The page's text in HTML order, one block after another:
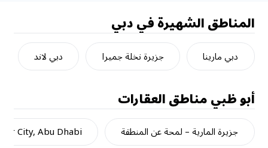
المناطق الشهيرة في دبي
دبي مارينا جزيرة نخلة جميرا دبي لاند
أبو ظبيمناطق العقارات
جزيرة المارية – لمحة عن المنطقة City, Abu Dhabi